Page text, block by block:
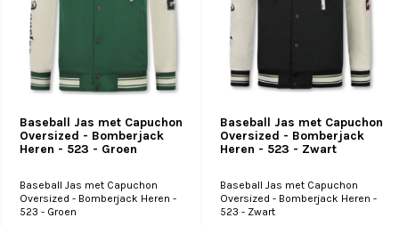
Baseball Jas met Capuchon
Oversized - Bomberjack
Heren - 523 - Groen
Baseball Jas met Capuchon
Oversized - Bomberjack Heren -
523 - Groen
Baseball Jas met Capuchon
Oversized - Bomberjack
Heren - 523 - Zwart
Baseball Jas met Capuchon
Oversized - Bomberjack Heren -
523 - Zwart